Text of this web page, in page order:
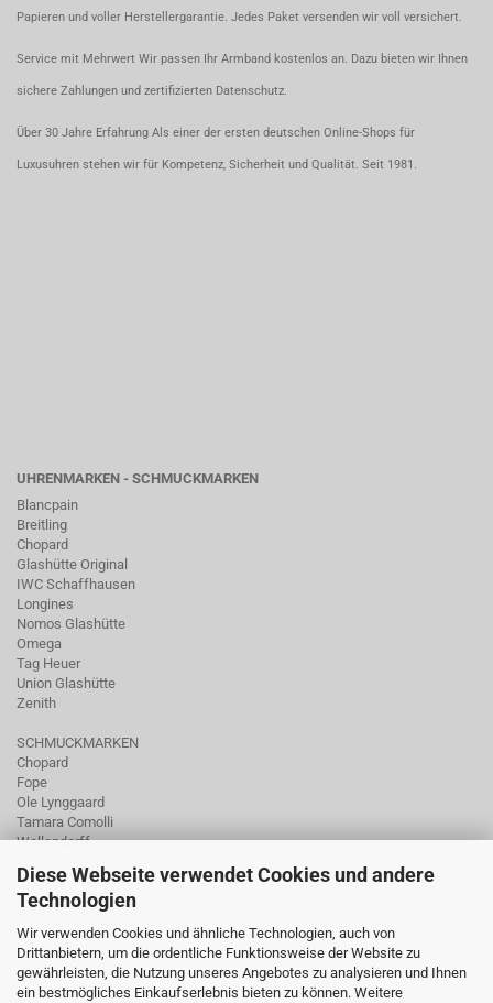
Diese Webseite verwendet Cookies und andere
Technologien
Wir verwenden Cookies und ähnliche Technologien, auch von
Drittanbietern, um die ordentliche Funktionsweise der Website zu
gewährleisten, die Nutzung unseres Angebotes zu analysieren und Ihnen
ein bestmögliches Einkaufserlebnis bieten zu können. Weitere
Papieren und voller Herstellergarantie. Jedes Paket versenden wir voll versichert.
Service mit Mehrwert Wir passen Ihr Armband kostenlos an. Dazu bieten wir Ihnen
sichere Zahlungen und zertifizierten Datenschutz.
Über 30 Jahre Erfahrung Als einer der ersten deutschen Online-Shops für
Luxusuhren stehen wir für Kompetenz, Sicherheit und Qualität. Seit 1981.
UHRENMARKEN - SCHMUCKMARKEN
Blancpain
Breitling
Chopard
Glashütte Original
IWC Schaffhausen
Longines
Nomos Glashütte
Omega
Tag Heuer
Union Glashütte
Zenith
SCHMUCKMARKEN
Chopard
Fope
Ole Lynggaard
Tamara Comolli
Wellendorff